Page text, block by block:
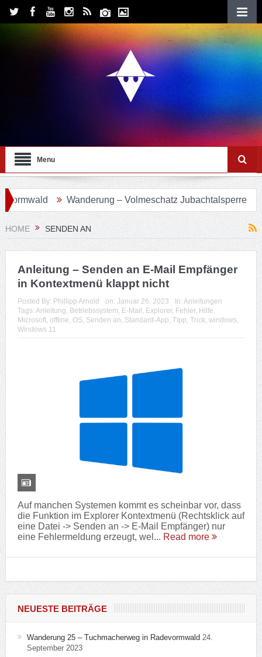
Menu
Wanderung – Volmeschatz Jubachtalsperre
HOME SENDEN AN
Anleitung – Senden an E-Mail Empfänger
in Kontextmenü klappt nicht
Posted By: Phillipp Arnold on: Januar 26, 2023 In: Anleitungen
Tags: Anleitung Betriebssystem E-Mail Explorer, Fehler, Hilfe
Microsoft, offline OS Senden an Standard-App Tipp Trick, windows,
Windows 11
Auf manchen Systemen kommt es scheinbar vor, dass
die Funktion im Explorer Kontextmenü (Rechtsklick auf
eine Datei -> Senden an -> E-Mail Empfänger) nur
eine Fehlermeldung erzeugt, wel... Read more
NEUESTE BEITRÄGE
Wanderung 25 – Tuchmacherweg in Radevormwald 24.
September 2023